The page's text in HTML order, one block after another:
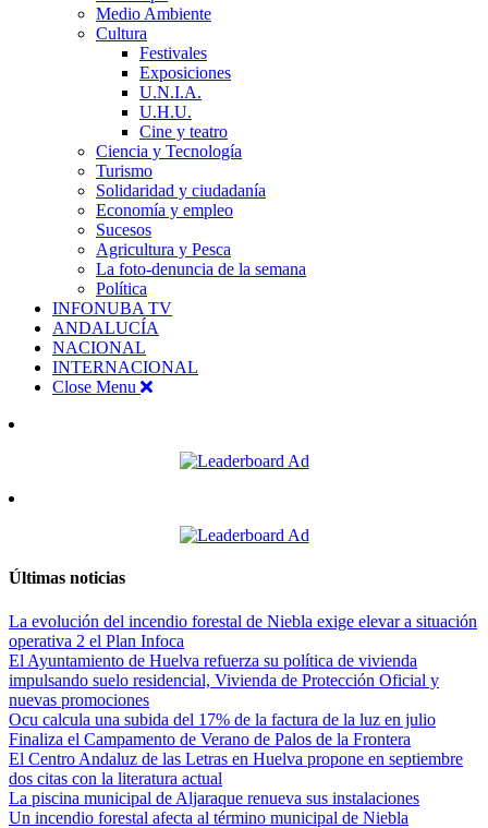
Medio Ambiente
Cultura
Festivales
Exposiciones
U.N.I.A.
U.H.U.
Cine y teatro
Ciencia y Tecnología
Turismo
Solidaridad y ciudadanía
Economía y empleo
Sucesos
Agricultura y Pesca
La foto-denuncia de la semana
Política
INFONUBA TV
ANDALUCÍA
NACIONAL
INTERNACIONAL
Close Menu
Últimas noticias
La evolución del incendio forestal de Niebla exige elevar a situación
operativa 2 el Plan Infoca
El Ayuntamiento de Huelva refuerza su política de vivienda
impulsando suelo residencial, Vivienda de Protección Oficial y
nuevas promociones
Ocu calcula una subida del 17% de la factura de la luz en julio
Finaliza el Campamento de Verano de Palos de la Frontera
El Centro Andaluz de las Letras en Huelva propone en septiembre
dos citas con la literatura actual
La piscina municipal de Aljaraque renueva sus instalaciones
Un incendio forestal afecta al término municipal de Niebla